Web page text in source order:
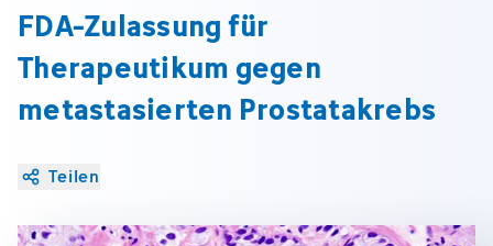
FDA-Zulassung für
Therapeutikum gegen
metastasierten Prostatakrebs
Teilen